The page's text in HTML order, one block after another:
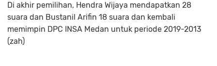
Di akhir pemilihan, Hendra Wijaya mendapatkan 28
suara dan Bustanil Arifin 18 suara dan kembali
memimpin DPC INSA Medan untuk periode 2019-2013
(zah)